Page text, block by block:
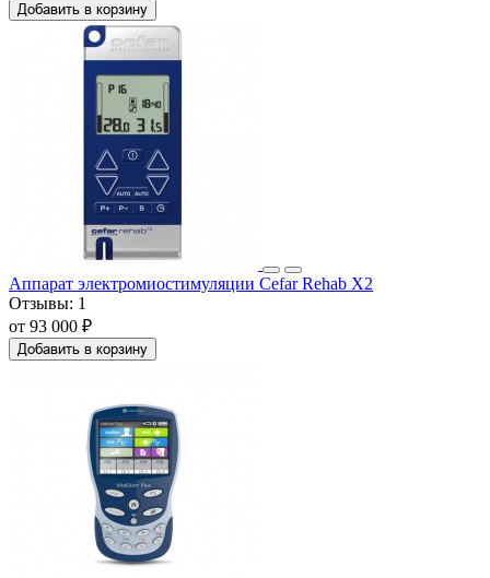
Добавить в корзину
Аппарат электромиостимуляции Cefar Rehab X2
Отзывы: 1
от 93 000 ₽
Добавить в корзину